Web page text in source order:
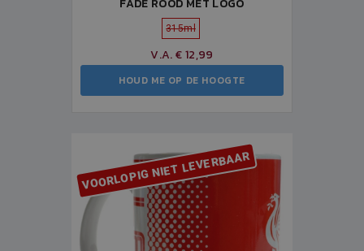
FADE ROOD MET LOGO
315ml
V.A. € 12,99
HOUD ME OP DE HOOGTE
VOORLOPIG NIET LEVERBAAR